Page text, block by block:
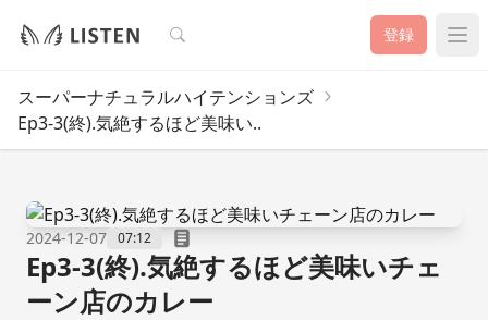
検索 登録
スーパーナチュラルハイテンションズ
Ep3-3(終).気絶するほど美味い..
2024-12-07 07:12
Ep3-3(終).気絶するほど美味いチェ
ーン店のカレー